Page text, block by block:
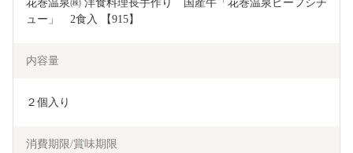
花巻温泉㈱ 洋食料理長手作り　国産牛「花巻温泉ビーフシチ
ュー」　2食入 【915】
内容量
２個入り
消費期限/賞味期限